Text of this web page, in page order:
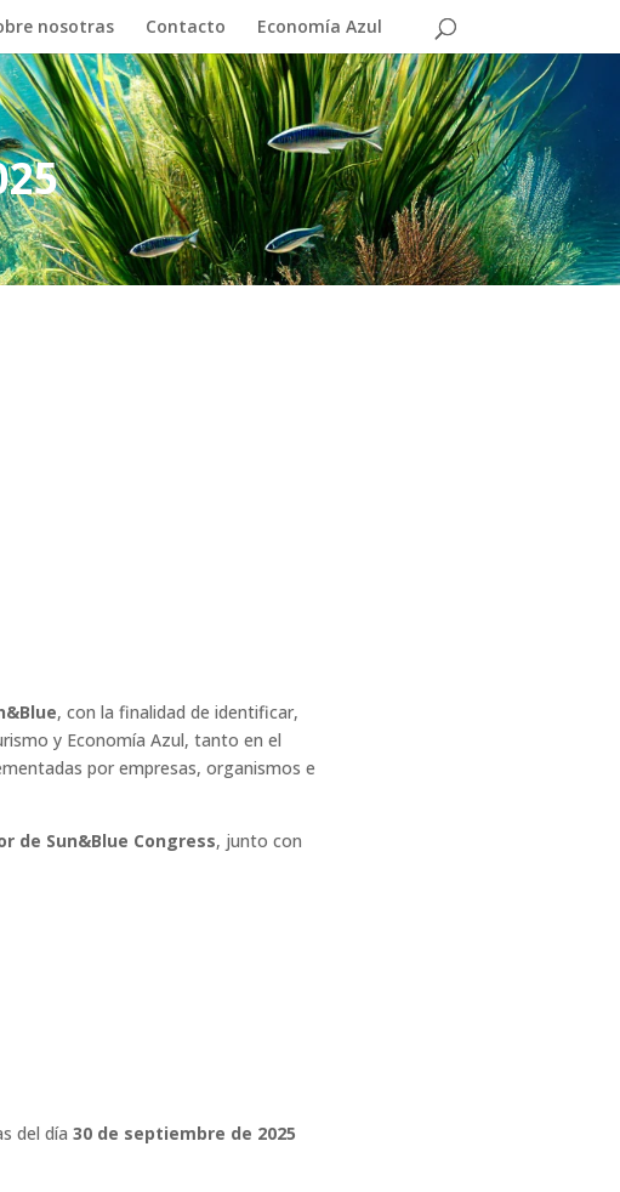
nosotras Contacto Economía Azul
, con la finalidad de identificar,
y Economía Azul, tanto en el
por empresas, organismos e
de Sun&Blue Congress, junto con
del día 30 de septiembre de 2025